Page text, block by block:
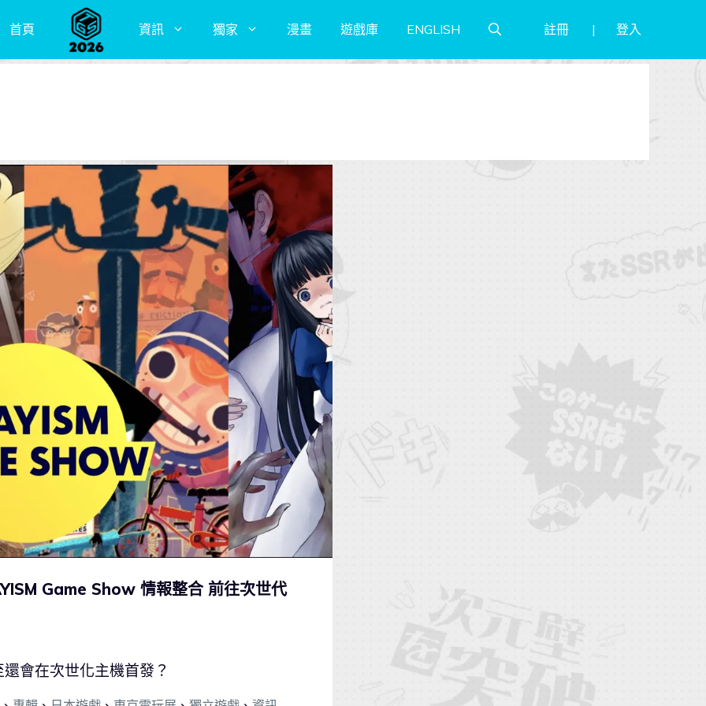
首頁 資訊 獨家 漫畫 遊戲庫 ENGLISH 註冊 登入
Game Show 情報整合 前往次世代
會在次世化主機首發？